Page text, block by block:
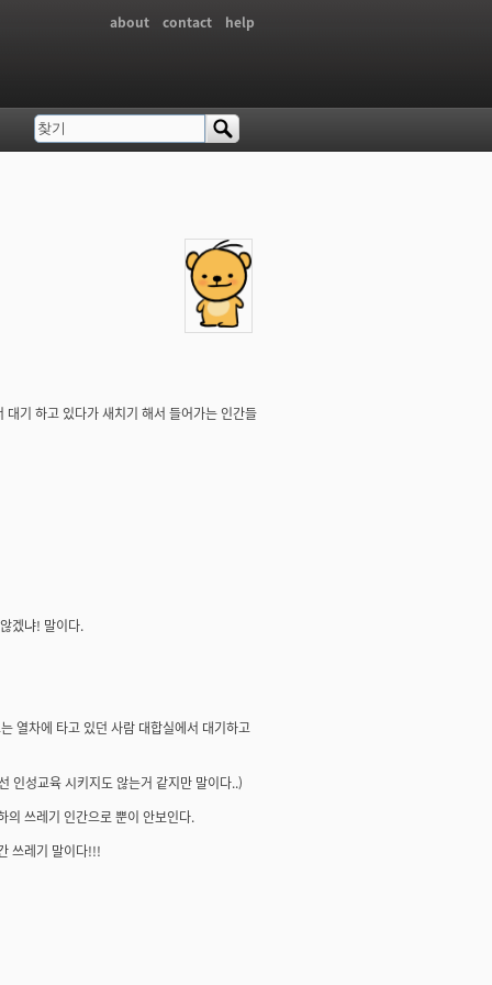
about contact help
기 하고 있다가 새치기 해서 들어가는 인간들
겠냐! 말이다.
열차에 타고 있던 사람 대합실에서 대기하고
인성교육 시키지도 않는거 같지만 말이다..)
의 쓰레기 인간으로 뿐이 안보인다.
쓰레기 말이다!!!
검색 폼
찾기